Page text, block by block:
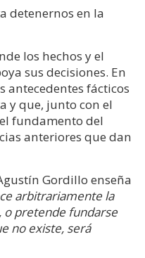
detenernos en la
los hechos y el
sus decisiones. En
antecedentes fácticos
y que, junto con el
fundamento del
anteriores que dan
Gordillo enseña
arbitrariamente la
o pretende fundarse
no existe, será